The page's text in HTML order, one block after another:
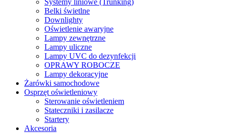
Belki świetlne
Downlighty
Oświetlenie awaryjne
Lampy zewnętrzne
Lampy uliczne
Lampy UVC do dezynfekcji
OPRAWY ROBOCZE
Lampy dekoracyjne
Żarówki samochodowe
Osprzęt oświetleniowy
Sterowanie oświetleniem
Stateczniki i zasilacze
Startery
Akcesoria